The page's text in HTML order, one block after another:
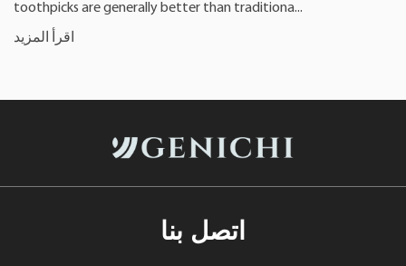
toothpicks are generally better than traditiona...
اقرأ المزيد
اتصل بنا